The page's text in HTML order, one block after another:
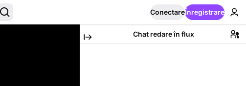
ConectareÎnregistrare
Chat redare în flux